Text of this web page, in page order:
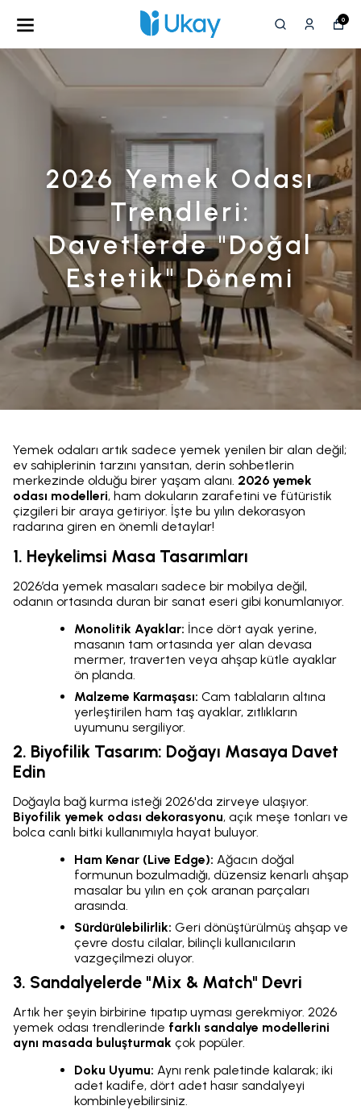
0
2026 Yemek Odası
Trendleri:
Davetlerde "Doğal
Estetik" Dönemi
Yemek odaları artık sadece yemek yenilen bir alan değil;
ev sahiplerinin tarzını yansıtan, derin sohbetlerin
merkezinde olduğu birer yaşam alanı. 2026 yemek
odası modelleri, ham dokuların zarafetini ve fütüristik
çizgileri bir araya getiriyor. İşte bu yılın dekorasyon
radarına giren en önemli detaylar!
1. Heykelimsi Masa Tasarımları
2026’da yemek masaları sadece bir mobilya değil,
odanın ortasında duran bir sanat eseri gibi konumlanıyor.
Monolitik Ayaklar: İnce dört ayak yerine,
masanın tam ortasında yer alan devasa
mermer, traverten veya ahşap kütle ayaklar
ön planda.
Malzeme Karmaşası: Cam tablaların altına
yerleştirilen ham taş ayaklar, zıtlıkların
uyumunu sergiliyor.
2. Biyofilik Tasarım: Doğayı Masaya Davet
Edin
Doğayla bağ kurma isteği 2026'da zirveye ulaşıyor.
Biyofilik yemek odası dekorasyonu, açık meşe tonları ve
bolca canlı bitki kullanımıyla hayat buluyor.
Ham Kenar (Live Edge): Ağacın doğal
formunun bozulmadığı, düzensiz kenarlı ahşap
masalar bu yılın en çok aranan parçaları
arasında.
Sürdürülebilirlik: Geri dönüştürülmüş ahşap ve
çevre dostu cilalar, bilinçli kullanıcıların
vazgeçilmezi oluyor.
3. Sandalyelerde "Mix & Match" Devri
Artık her şeyin birbirine tıpatıp uyması gerekmiyor. 2026
yemek odası trendlerinde farklı sandalye modellerini
aynı masada buluşturmak çok popüler.
Doku Uyumu: Aynı renk paletinde kalarak; iki
adet kadife, dört adet hasır sandalyeyi
kombinleyebilirsiniz.